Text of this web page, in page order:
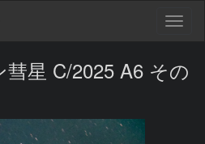
彗星 C/2025 A6 その